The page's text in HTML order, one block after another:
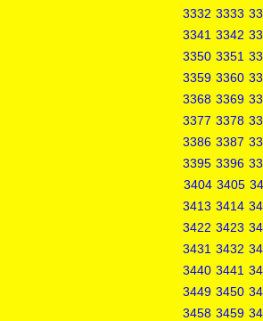
3332 3333
3341 3342
3350 3351
3359 3360
3368 3369
3377 3378
3386 3387
3395 3396
3404 3405
3413 3414
3422 3423
3431 3432
3440 3441
3449 3450
3458 3459